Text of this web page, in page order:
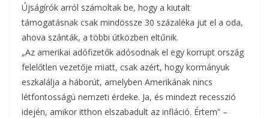
Újságírók arról számoltak be, hogy a kiutalt
támogatásnak csak mindössze 30 százaléka jut el a oda,
ahova szánták, a többi útközben eltűnik.
„Az amerikai adófizetők adósodnak el egy korrupt ország
felelőtlen vezetője miatt, csak azért, hogy kormányuk
eszkalálja a háborút, amelyben Amerikának nincs
létfontosságú nemzeti érdeke. Ja, és mindezt recesszió
idején, amikor itthon elszabadult az infláció. Értem” –